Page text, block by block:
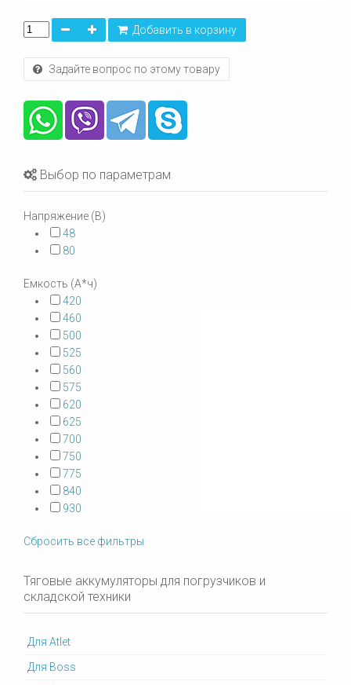
Добавить в корзину
Задайте вопрос по этому товару
Выбор по параметрам
Напряжение (В)
48
80
Емкость (А*ч)
420
460
500
525
560
575
620
625
700
750
775
840
930
Сбросить все фильтры
Тяговые аккумуляторы для погрузчиков и
складской техники
Для Atlet
Для Boss